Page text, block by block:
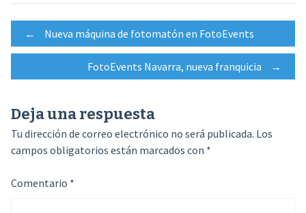
Navegación
de
entradas
← Nueva máquina de fotomatón en FotoEvents
FotoEvents Navarra, nueva franquicia →
Deja una respuesta
Tu dirección de correo electrónico no será publicada. Los
campos obligatorios están marcados con *
Comentario *